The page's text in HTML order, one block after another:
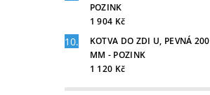
POZINK
1 904 Kč
KOTVA DO ZDI U, PEVNÁ 200
MM - POZINK
1 120 Kč